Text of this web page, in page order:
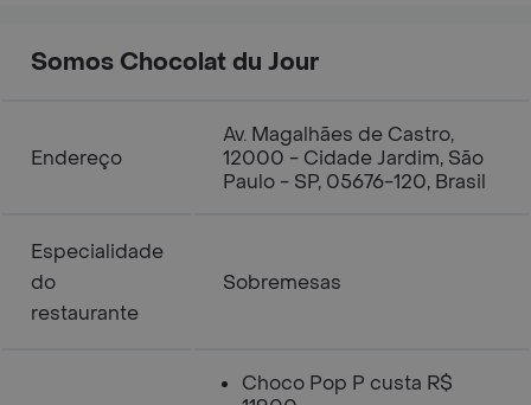
água na boca.peso líq.:
Somos Chocolat du Jour
Endereço
Av. Magalhães de Castro,
12000 - Cidade Jardim, São
Paulo - SP, 05676-120, Brasil
Especialidade
do
restaurante
Sobremesas
Choco Pop P custa R$